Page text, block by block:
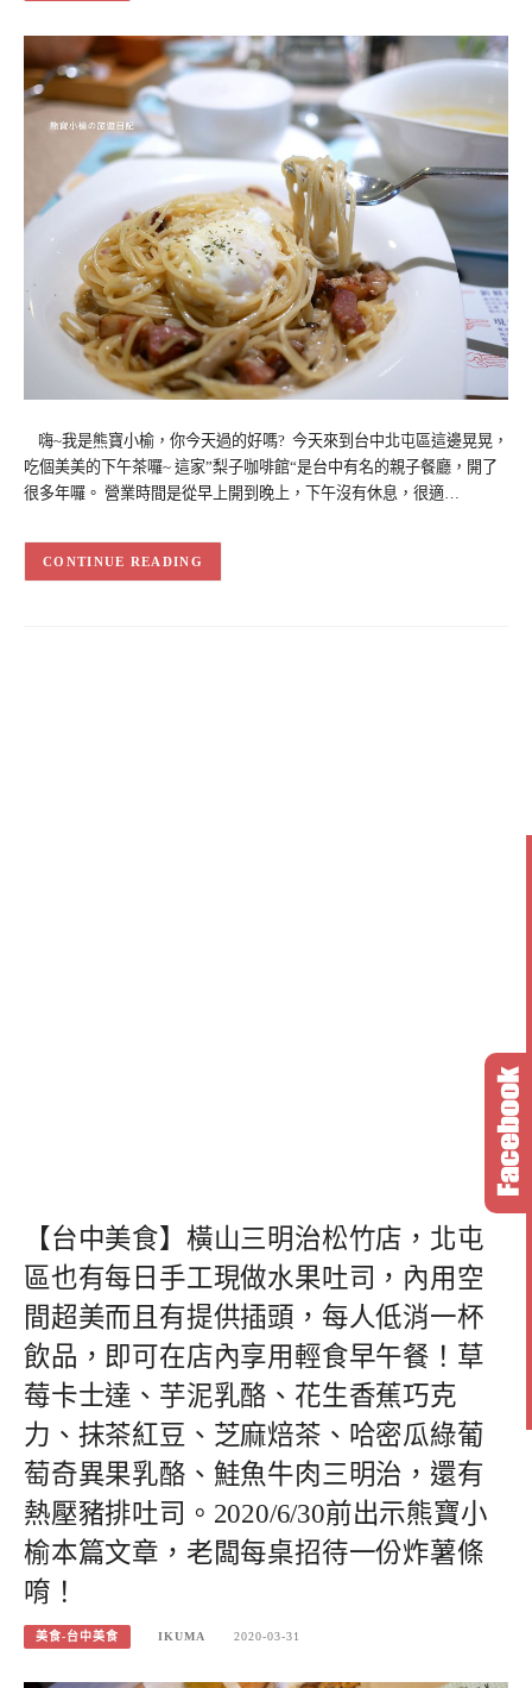
嗨~我是熊寶小榆，你今天過的好嗎? 今天來到台中北屯區這邊晃晃，
吃個美美的下午茶囉~ 這家”梨子咖啡館“是台中有名的親子餐廳，開了
很多年囉。 營業時間是從早上開到晚上，下午沒有休息，很適…
CONTINUE READING
【台中美食】橫山三明治松竹店，北屯
區也有每日手工現做水果吐司，內用空
間超美而且有提供插頭，每人低消一杯
飲品，即可在店內享用輕食早午餐！草
莓卡士達、芋泥乳酪、花生香蕉巧克
力、抹茶紅豆、芝麻焙茶、哈密瓜綠葡
萄奇異果乳酪、鮭魚牛肉三明治，還有
熱壓豬排吐司。2020/6/30前出示熊寶小
榆本篇文章，老闆每桌招待一份炸薯條
唷！
美食-台中美食 IKUMA 2020-03-31